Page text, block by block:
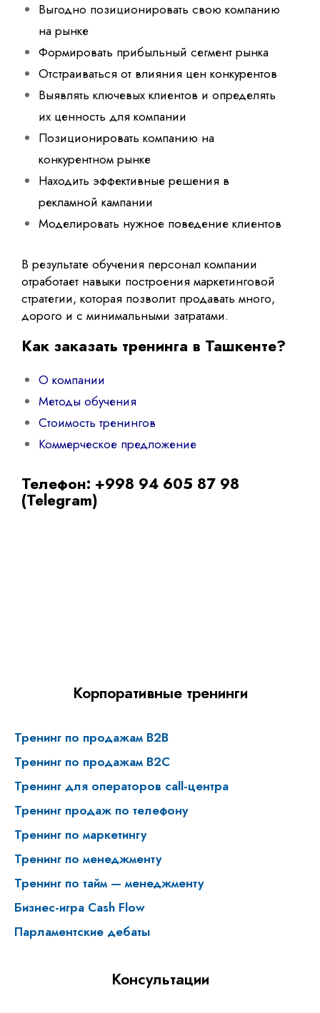
Выгодно позиционировать свою компанию
на рынке
Формировать прибыльный сегмент рынка
Отстраиваться от влияния цен конкурентов
Выявлять ключевых клиентов и определять
их ценность для компании
Позиционировать компанию на
конкурентном рынке
Находить эффективные решения в
рекламной кампании
Моделировать нужное поведение клиентов
В результате обучения персонал компании
отработает навыки построения маркетинговой
стратегии, которая позволит продавать много,
дорого и с минимальными затратами.
Как заказать тренинга в Ташкенте?
О компании
Методы обучения
Стоимость тренингов
Коммерческое предложение
Телефон: +998 94 605 87 98
(Telegram)
Корпоративные тренинги
Тренинг по продажам B2B
Тренинг по продажам В2С
Тренинг для операторов call-центра
Тренинг продаж по телефону
Тренинг по маркетингу
Тренинг по менеджменту
Тренинг по тайм — менеджменту
Бизнес-игра Cash Flow
Парламентские дебаты
Консультации